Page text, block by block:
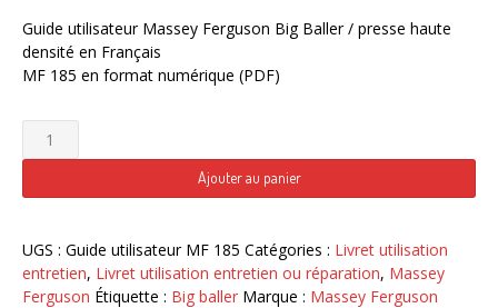
Guide utilisateur Massey Ferguson Big Baller / presse haute
densité en Français
MF 185 en format numérique (PDF)
quantité
de
Baller
185
Guide
utilisateur
Ajouter au panier
UGS : Guide utilisateur MF 185 Catégories : Livret utilisation
entretien, Livret utilisation entretien ou réparation, Massey
Ferguson Étiquette : Big baller Marque : Massey Ferguson